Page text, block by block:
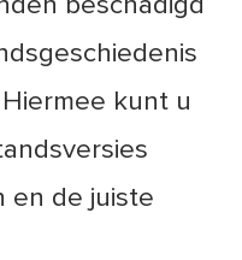
kunt u
en de juiste